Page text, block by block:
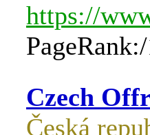
https://
Czech
Česká